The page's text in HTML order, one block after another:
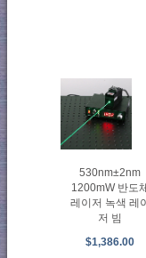
530nm±2nm
1200mW 반도체
레이저 녹색 레이
저 빔
$1,386.00